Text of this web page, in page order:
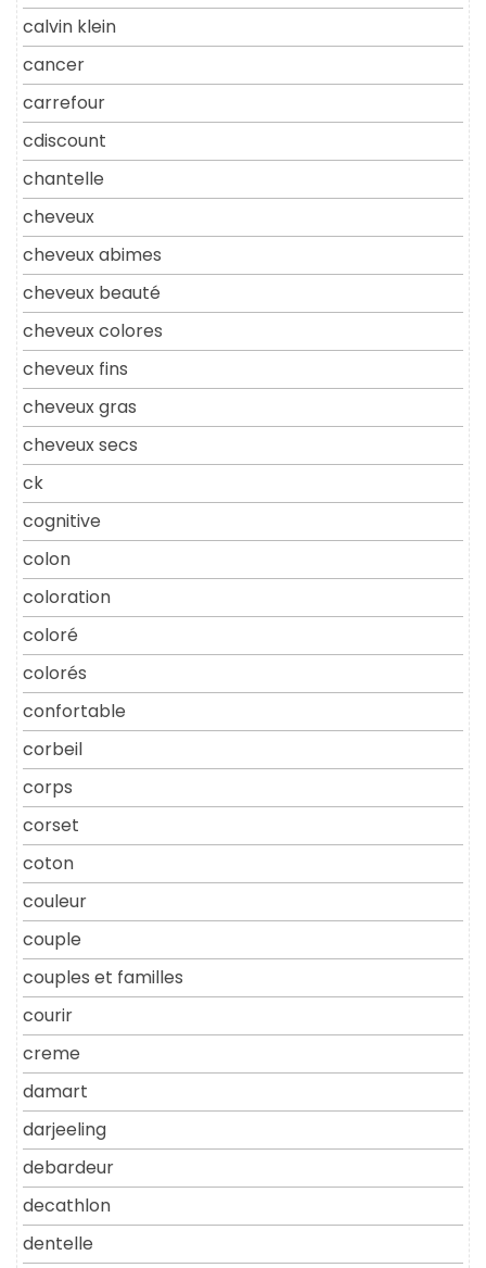
calvin klein
cancer
carrefour
cdiscount
chantelle
cheveux
cheveux abimes
cheveux beauté
cheveux colores
cheveux fins
cheveux gras
cheveux secs
ck
cognitive
colon
coloration
coloré
colorés
confortable
corbeil
corps
corset
coton
couleur
couple
couples et familles
courir
creme
damart
darjeeling
debardeur
decathlon
dentelle